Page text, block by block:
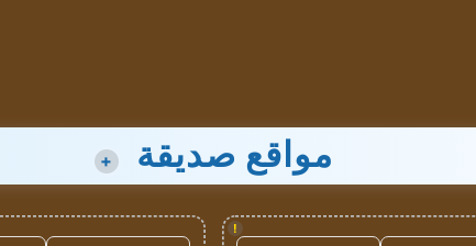
مواقع صديقة +
!